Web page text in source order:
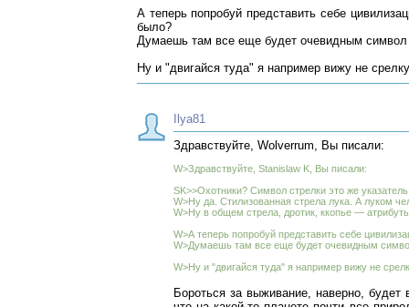
А теперь попробуй представить себе
было?
Думаешь там все еще будет очевидным
Ну и "двигайся туда" я например вижу не
Ilya81
Здравствуйте, Wolverrum, Вы писали:
W>Здравствуйте, Stanislaw K, Вы писали:
SK>>Охотники? Символ стрелки это же
W>Ну да. Стилизованная стрела лука. А луком
W>Ну в общем стрела, дротик, ккопье —
W>А теперь попробуй представить себе
W>Думаешь там все еще будет очевидным
W>Ну и "двигайся туда" я например вижу не
Бороться за выживание, наверно,